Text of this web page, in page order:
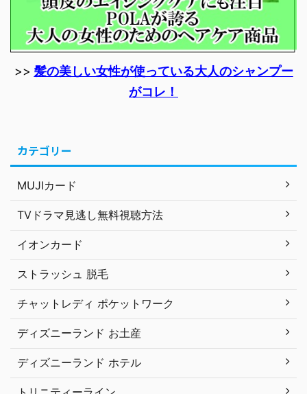
>> 髪の美しい女性が使っている大人のシャンプー
がコレ！
カテゴリー
MUJIカード
TVドラマ見逃し無料視聴方法
イオンカード
ストラッシュ 脱毛
チャットレディ ポケットワーク
ディズニーランド お土産
ディズニーランド ホテル